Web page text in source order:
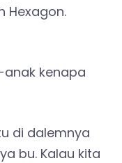
Hexagon.
kenapa
di dalemnya
bu. Kalau kita